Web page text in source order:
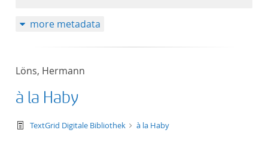
more metadata
Löns, Hermann
à la Haby
text/tg.work+xml
TextGrid Digitale Bibliothek à la Haby